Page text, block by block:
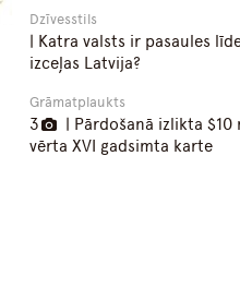
Dzīvesstils
| Katra valsts ir pasaules
izceļas Latvija?
Grāmatplaukts
3
| Pārdošanā izlikta $10
vērta XVI gadsimta karte